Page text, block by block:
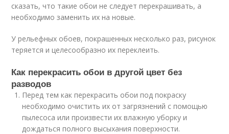
сказать, что такие обои не следует перекрашивать, а
необходимо заменить их на новые.
У рельефных обоев, покрашенных несколько раз, рисунок
теряется и целесообразно их переклеить.
Как перекрасить обои в другой цвет без
разводов
Перед тем как перекрасить обои под покраску
необходимо очистить их от загрязнений с помощью
пылесоса или произвести их влажную уборку и
дождаться полного высыхания поверхности.